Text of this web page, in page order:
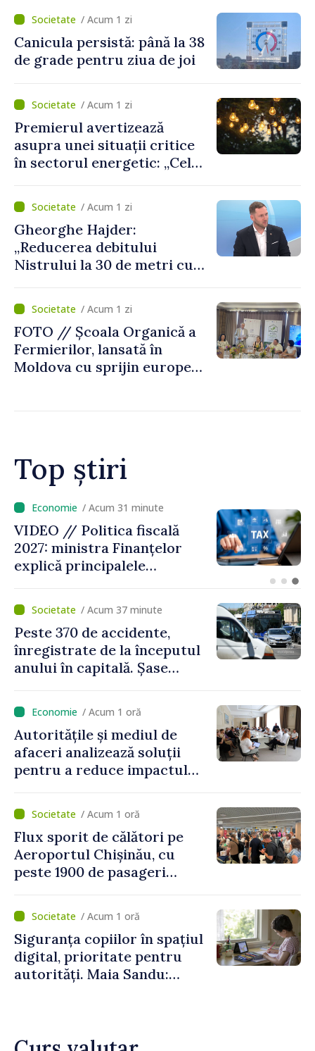
cetățeni au solicitat
ambulanța/ Acum 1 zi
Canicula persistă: până la 38
de grade pentru ziua de joi
/ Acum 1 zi
Premierul avertizează
asupra unei situații critice
în sectorul energetic: „Cel
putea cumpăra nici curent
de avarie”/ Acum 1 zi
Gheorghe Hajder:
„Reducerea debitului
Nistrului la 30 de metri cubi
„catastrofă naturală”
/ Acum 1 zi
FOTO // Școala Organică a
Fermierilor, lansată în
Moldova cu sprijin european
Top știri
/ Acum 8 minute
VIDEO // Moldelectrica:
consumatorii finali nu au
fost afectați în urma
Dnestrovsk. Lucrările de
reparație vor fi efectuate în
regim prioritar
/ Acum 37 minute
Peste 370 de accidente,
înregistrate de la începutul
anului în capitală. Șase
/ Acum 1 oră
Autoritățile și mediul de
afaceri analizează soluții
pentru a reduce impactul
asupra economiei
/ Acum 1 oră
Flux sporit de călători pe
Aeroportul Chișinău, cu
peste 1900 de pasageri
de vârf a concediilor
/ Acum 1 oră
Siguranța copiilor în spațiul
digital, prioritate pentru
autorități. Maia Sandu: